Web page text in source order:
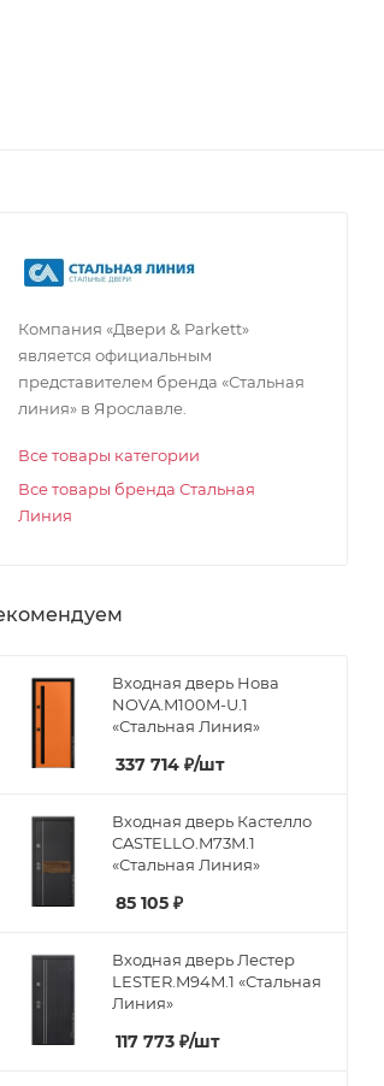
Компания «Двери & Parkett»
является официальным
представителем бренда «Стальная
линия» в Ярославле.
Все товары категории
Все товары бренда Стальная
Линия
Входная дверь Нова
NOVA.M100M-U.1
«Стальная Линия»
337 714 ₽/шт
Входная дверь Кастелло
CASTELLO.M73M.1
«Стальная Линия»
85 105 ₽
Входная дверь Лестер
LESTER.M94M.1 «Стальная
Линия»
117 773 ₽/шт